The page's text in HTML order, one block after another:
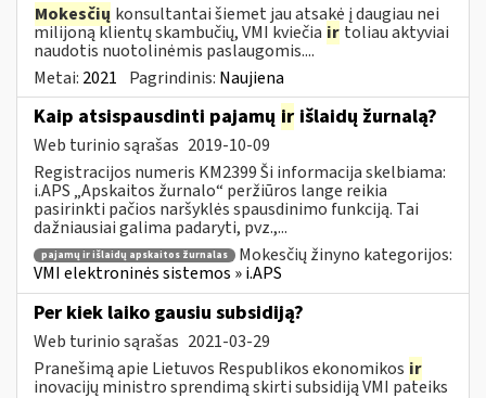
Mokesčių konsultantai šiemet jau atsakė į daugiau nei
milijoną klientų skambučių, VMI kviečia ir toliau aktyviai
naudotis nuotolinėmis paslaugomis....
Metai: 2021 Pagrindinis: Naujiena
Kaip atsispausdinti pajamų ir išlaidų žurnalą?
Web turinio sąrašas 2019-10-09
Registracijos numeris KM2399 Ši informacija skelbiama:
i.APS „Apskaitos žurnalo“ peržiūros lange reikia
pasirinkti pačios naršyklės spausdinimo funkciją. Tai
dažniausiai galima padaryti, pvz.,...
pajamų ir išlaidų apskaitos žurnalas
Mokesčių žinyno kategorijos:
VMI elektroninės sistemos » i.APS
Per kiek laiko gausiu subsidiją?
Web turinio sąrašas 2021-03-29
Pranešimą apie Lietuvos Respublikos ekonomikos ir
inovacijų ministro sprendimą skirti subsidiją VMI pateiks